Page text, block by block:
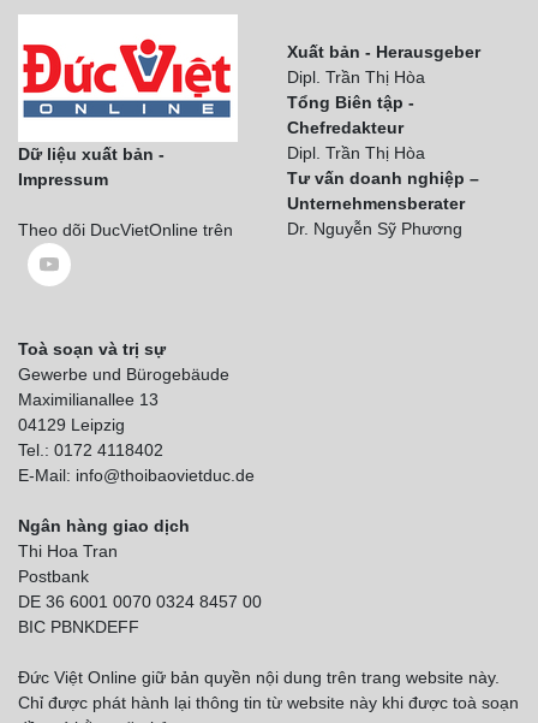
Dữ liệu xuất bản -
Impressum
Theo dõi DucVietOnline trên
Xuất bản - Herausgeber
Dipl. Trần Thị Hòa
Tổng Biên tập -
Chefredakteur
Dipl. Trần Thị Hòa
Tư vấn doanh nghiệp –
Unternehmensberater
Dr. Nguyễn Sỹ Phương
Toà soạn và trị sự
Gewerbe und Bürogebäude
Maximilianallee 13
04129 Leipzig
Tel.: 0172 4118402
E-Mail: info@thoibaovietduc.de
Ngân hàng giao dịch
Thi Hoa Tran
Postbank
DE 36 6001 0070 0324 8457 00
BIC PBNKDEFF
Đức Việt Online giữ bản quyền nội dung trên trang website này.
Chỉ được phát hành lại thông tin từ website này khi được toà soạn